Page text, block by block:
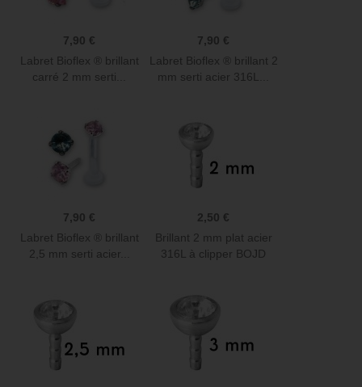
7,90 €
Labret Bioflex ® brillant
carré 2 mm serti...
7,90 €
Labret Bioflex ® brillant 2
mm serti acier 316L...
7,90 €
Labret Bioflex ® brillant
2,5 mm serti acier...
2,50 €
Brillant 2 mm plat acier
316L à clipper BOJD